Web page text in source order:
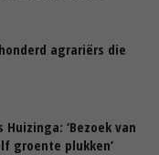
agrariërs die
‘Bezoek van
groente plukken’